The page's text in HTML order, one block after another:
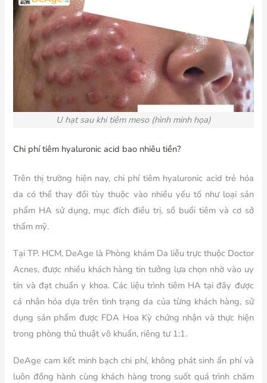
U hạt sau khi tiêm meso (hình minh họa)
Chi phí tiêm hyaluronic acid bao nhiêu tiền?
Trên thị trường hiện nay, chi phí tiêm hyaluronic acid trẻ hóa
da có thể thay đổi tùy thuộc vào nhiều yếu tố như loại sản
phẩm HA sử dụng, mục đích điều trị, số buổi tiêm và cơ sở
thẩm mỹ.
Tại TP. HCM, DeAge là Phòng khám Da liễu trực thuộc Doctor
Acnes, được nhiều khách hàng tin tưởng lựa chọn nhờ vào uy
tín và đạt chuẩn y khoa. Các liệu trình tiêm HA tại đây được
cá nhân hóa dựa trên tình trạng da của từng khách hàng, sử
dụng sản phẩm được FDA Hoa Kỳ chứng nhận và thực hiện
trong phòng thủ thuật vô khuẩn, riêng tư 1:1.
DeAge cam kết minh bạch chi phí, không phát sinh ẩn phí và
luôn đồng hành cùng khách hàng trong suốt quá trình chăm